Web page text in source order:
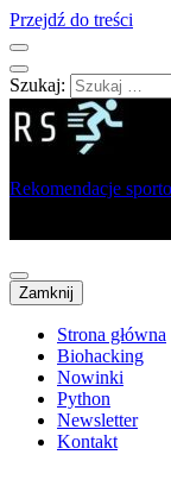
Przejdź do treści
Szukaj:
Rekomendacje
Zamknij
Strona główna
Biohacking
Nowinki
Python
Newsletter
Kontakt